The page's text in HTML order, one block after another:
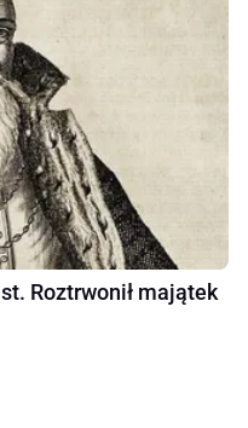
Roztrwonił majątek